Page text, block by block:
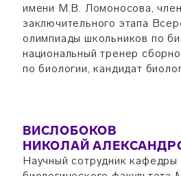
имени М.В. Ломоносова,
заключительного этапа
олимпиады школьников по
национальный тренер
по биологии, кандидат
ВИСЛОБОКОВ
НИКОЛАЙ
Научный сотрудник кафедры